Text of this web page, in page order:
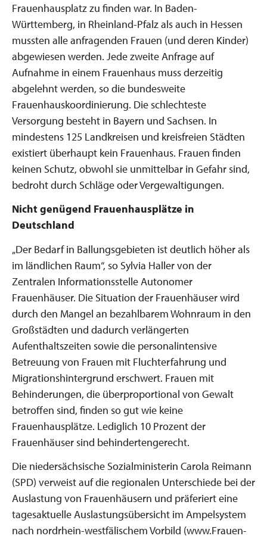
Frauenhausplatz zu finden war. In Baden-
Württemberg, in Rheinland-Pfalz als auch in Hessen
mussten alle anfragenden Frauen (und deren Kinder)
abgewiesen werden. Jede zweite Anfrage auf
Aufnahme in einem Frauenhaus muss derzeitig
abgelehnt werden, so die bundesweite
Frauenhauskoordinierung. Die schlechteste
Versorgung besteht in Bayern und Sachsen. In
mindestens 125 Landkreisen und kreisfreien Städten
existiert überhaupt kein Frauenhaus. Frauen finden
keinen Schutz, obwohl sie unmittelbar in Gefahr sind,
bedroht durch Schläge oder Vergewaltigungen.
Nicht genügend Frauenhausplätze in
Deutschland
„Der Bedarf in Ballungsgebieten ist deutlich höher als
im ländlichen Raum“, so Sylvia Haller von der
Zentralen Informationsstelle Autonomer
Frauenhäuser. Die Situation der Frauenhäuser wird
durch den Mangel an bezahlbarem Wohnraum in den
Großstädten und dadurch verlängerten
Aufenthaltszeiten sowie die personalintensive
Betreuung von Frauen mit Fluchterfahrung und
Migrationshintergrund erschwert. Frauen mit
Behinderungen, die überproportional von Gewalt
betroffen sind, finden so gut wie keine
Frauenhausplätze. Lediglich 10 Prozent der
Frauenhäuser sind behindertengerecht.
Die niedersächsische Sozialministerin Carola Reimann
(SPD) verweist auf die regionalen Unterschiede bei der
Auslastung von Frauenhäusern und präferiert eine
tagesaktuelle Auslastungsübersicht im Ampelsystem
nach nordrhein-westfälischem Vorbild (www.Frauen-